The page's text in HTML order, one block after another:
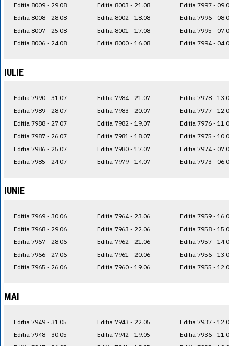
Editia 8009 - 29.08
Editia 8008 - 28.08
Editia 8007 - 25.08
Editia 8006 - 24.08
Editia 8003 - 21.08
Editia 8002 - 18.08
Editia 8001 - 17.08
Editia 8000 - 16.08
Editia 7997 -
Editia 7996 -
Editia 7995 -
Editia 7994 -
IULIE
Editia 7990 - 31.07
Editia 7989 - 28.07
Editia 7988 - 27.07
Editia 7987 - 26.07
Editia 7986 - 25.07
Editia 7985 - 24.07
Editia 7984 - 21.07
Editia 7983 - 20.07
Editia 7982 - 19.07
Editia 7981 - 18.07
Editia 7980 - 17.07
Editia 7979 - 14.07
Editia 7978 -
Editia 7977 -
Editia 7976 -
Editia 7975 -
Editia 7974 -
Editia 7973 -
IUNIE
Editia 7969 - 30.06
Editia 7968 - 29.06
Editia 7967 - 28.06
Editia 7966 - 27.06
Editia 7965 - 26.06
Editia 7964 - 23.06
Editia 7963 - 22.06
Editia 7962 - 21.06
Editia 7961 - 20.06
Editia 7960 - 19.06
Editia 7959 -
Editia 7958 -
Editia 7957 -
Editia 7956 -
Editia 7955 -
MAI
Editia 7949 - 31.05
Editia 7948 - 30.05
Editia 7943 - 22.05
Editia 7942 - 19.05
Editia 7937 -
Editia 7936 -